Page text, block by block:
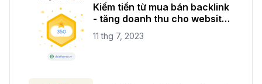
Kiếm tiền từ mua bán backlink
- tăng doanh thu cho website
của bạn
11 thg 7, 2023